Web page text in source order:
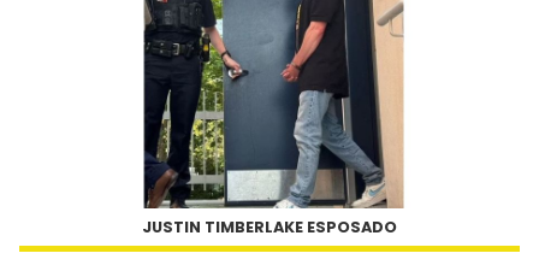
JUSTIN TIMBERLAKE ESPOSADO